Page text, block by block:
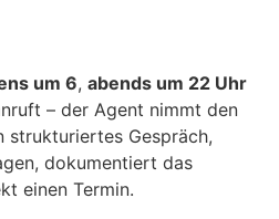
um 6, abends um 22 Uhr
– der Agent nimmt den
strukturiertes Gespräch,
dokumentiert das
einen Termin.